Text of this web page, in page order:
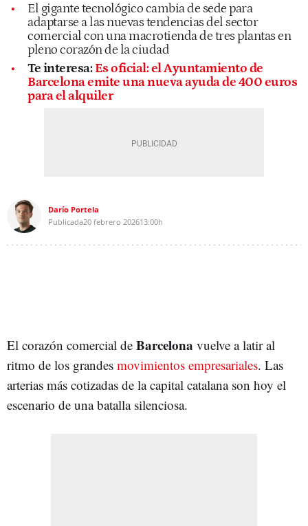
El gigante tecnológico cambia de sede para
adaptarse a las nuevas tendencias del sector
comercial con una macrotienda de tres plantas en
pleno corazón de la ciudad
Te interesa:Es oficial: el Ayuntamiento de
Barcelona emite una nueva ayuda de 400 euros
para el alquiler
Darío Portela
Publicada20 febrero 202613:00h
El corazón comercial de Barcelona vuelve a latir al
ritmo de los grandes movimientos empresariales. Las
arterias más cotizadas de la capital catalana son hoy el
escenario de una batalla silenciosa.